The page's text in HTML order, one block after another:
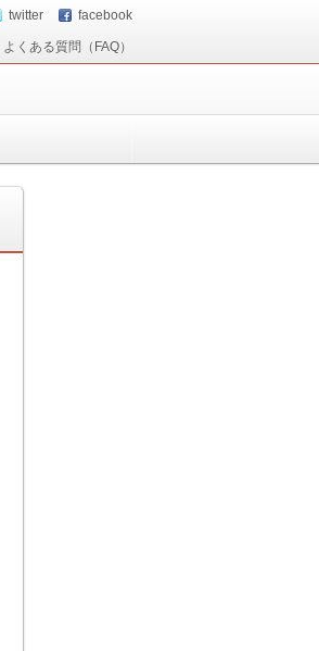
twitter facebook
よくある質問（FAQ）